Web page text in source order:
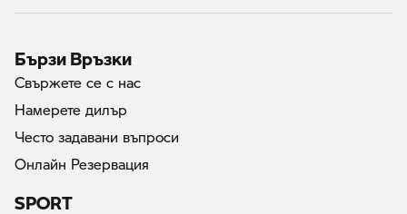
Бързи Връзки
Свържете се с нас
Намерете дилър
Често задавани въпроси
Онлайн Резервация
SPORT